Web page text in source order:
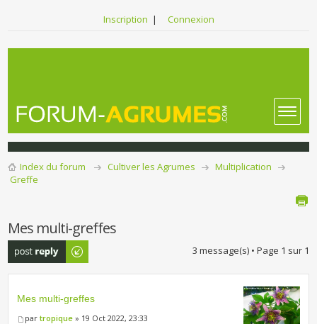
Inscription | Connexion
Index du forum Cultiver les Agrumes
Multiplication
Greffe
Mes multi-greffes
Publier une
réponse
3 message(s) • Page 1 sur 1
Mes multi-greffes
partropique » 19 Oct 2022, 23:33